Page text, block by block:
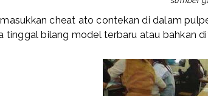
cheat ato contekan di dalam
tinggal bilang model terbaru atau bahkan